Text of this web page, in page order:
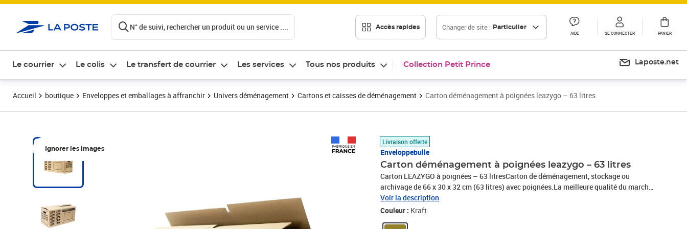
N° de suivi, rechercher un produit ou un service .... Accès rapides Changer de site : Particulier
AIDE SE CONNECTER PANIER
Le courrier Le colis Le transfert de courrier Les services Tous nos produits Collection Petit Prince Laposte.net
Accueil boutique Enveloppes et emballages à affranchir Univers déménagement Cartons et caisses de déménagement Carton déménagement à poignées leazygo – 63 litres
Ignorer les images
Livraison offerte
Enveloppebulle
Carton déménagement à poignées leazygo – 63 litres
Carton LEAZYGO à poignées – 63 litresCarton de déménagement, stockage ou
archivage de 66 x 30 x 32 cm (63 litres) avec poignées.La meilleure qualité du marché
!LEAZYGO est un produit conçu par nos équipes, vendu exclusivement par
enveloppebulle• Caisse très résistante en carton renforcé.• Ultra pratique avec ses
Voir la description
Couleur : Kraft
Prix 393,40€